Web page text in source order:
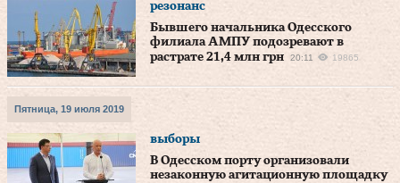
резонанс
Бывшего начальника Одесского
филиала АМПУ подозревают в
растрате 21,4 млн грн
20:11 19865
Пятница, 19 июля 2019
выборы
В Одесском порту организовали
незаконную агитационную площадку